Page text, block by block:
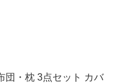
団・枕 3点セット カバ